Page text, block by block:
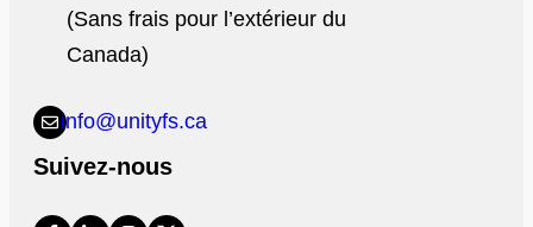
(Sans frais pour l’extérieur du
Canada)
info@unityfs.ca
Suivez-nous